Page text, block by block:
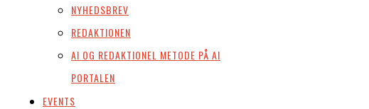
NYHEDSBREV
REDAKTIONEN
AI OG REDAKTIONEL METODE PÅ AI
PORTALEN
EVENTS